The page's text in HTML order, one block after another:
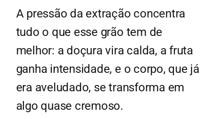
A pressão da extração concentra
tudo o que esse grão tem de
melhor: a doçura vira calda, a fruta
ganha intensidade, e o corpo, que já
era aveludado, se transforma em
algo quase cremoso.